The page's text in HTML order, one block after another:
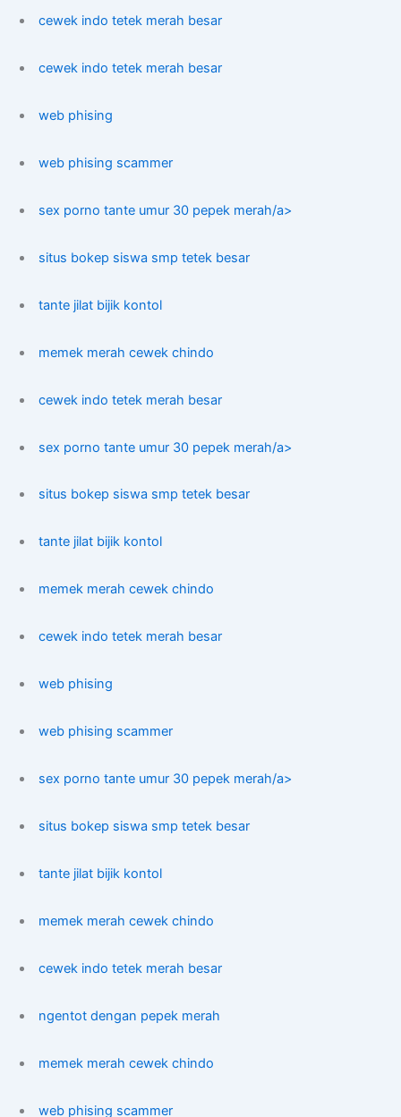
cewek indo tetek merah besar
cewek indo tetek merah besar
web phising
web phising scammer
sex porno tante umur 30 pepek merah/a>
situs bokep siswa smp tetek besar
tante jilat bijik kontol
memek merah cewek chindo
cewek indo tetek merah besar
sex porno tante umur 30 pepek merah/a>
situs bokep siswa smp tetek besar
tante jilat bijik kontol
memek merah cewek chindo
cewek indo tetek merah besar
web phising
web phising scammer
sex porno tante umur 30 pepek merah/a>
situs bokep siswa smp tetek besar
tante jilat bijik kontol
memek merah cewek chindo
cewek indo tetek merah besar
ngentot dengan pepek merah
memek merah cewek chindo
web phising scammer